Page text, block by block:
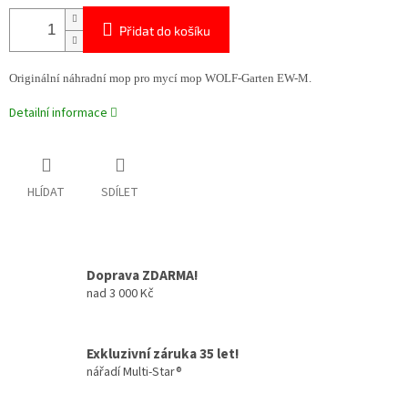
Přidat do košíku
Originální náhradní mop pro mycí mop WOLF-Garten EW-M.
Detailní informace
HLÍDAT SDÍLET
Doprava ZDARMA!
nad 3 000 Kč
Exkluzivní záruka 35 let!
nářadí Multi-Star®